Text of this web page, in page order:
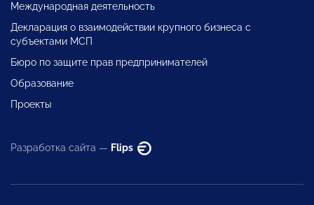
Международная деятельность
Декларация о взаимодействии крупного бизнеса с
субъектами МСП
Бюро по защите прав предпринимателей
Образование
Проекты
Разработка сайта — Flips